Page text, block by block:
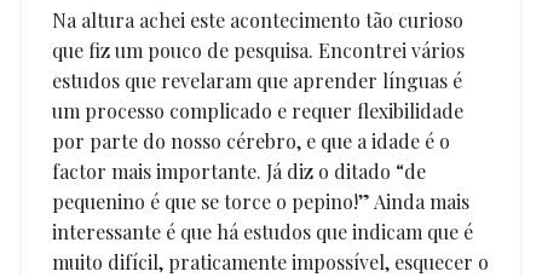
Na altura achei este acontecimento tão curioso
que fiz um pouco de pesquisa. Encontrei vários
estudos que revelaram que aprender línguas é
um processo complicado e requer flexibilidade
por parte do nosso cérebro, e que a idade é o
factor mais importante. Já diz o ditado “de
pequenino é que se torce o pepino!” Ainda mais
interessante é que há estudos que indicam que é
muito difícil, praticamente impossível, esquecer o